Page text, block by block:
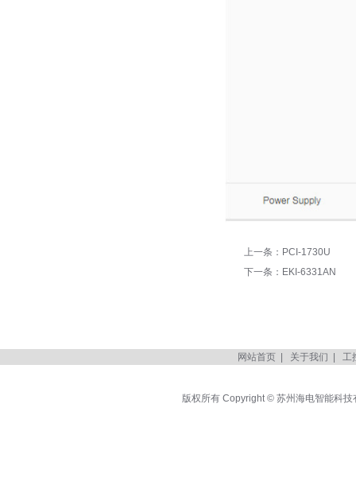
上一条： PCI-1730U
下一条： EKI-6331AN
网站首页| 关于我们 工
版权所有 Copyright © 苏州海电智能科